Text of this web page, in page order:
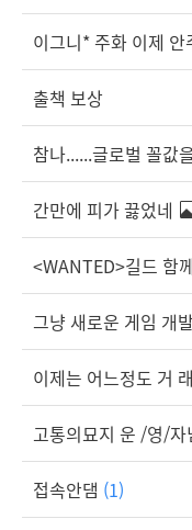
이그니* 주화 이제 안
출책 보상
참나......글로벌 꼴값
간만에 피가 끓었네
<WANTED>길드 함
그냥 새로운 게임 개
이제는 어느정도 거
고통의묘지 운 /영/자
접속안댐 (1)